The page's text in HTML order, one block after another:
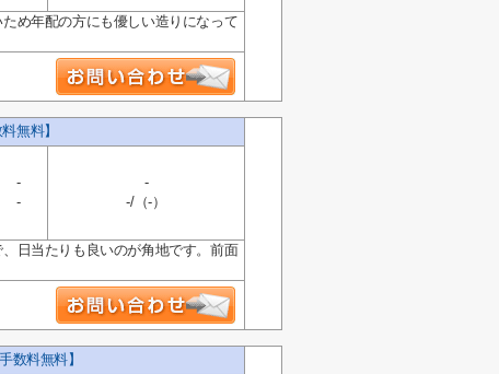
め年配の方にも優しい造りになって
無料】
-
-
-
-/（-）
日当たりも良いのが角地です。前面
料無料】